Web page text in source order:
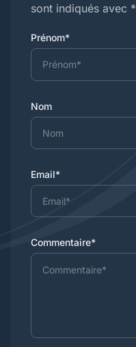
sont indiqués avec *
Prénom*
Nom
Email*
Commentaire*